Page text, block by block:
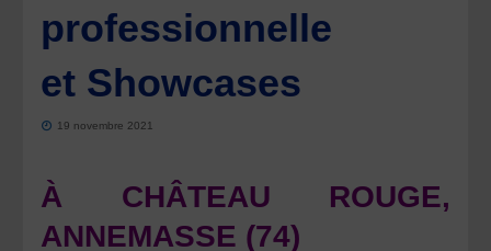
professionnelle
et Showcases
19 novembre 2021
À CHÂTEAU ROUGE,
ANNEMASSE (74)